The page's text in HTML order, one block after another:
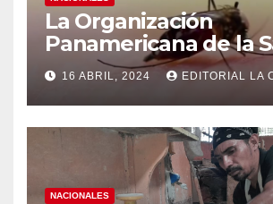
La Organización
Panamericana de la
(OPS), recomienda
medidas ante el
casos de dengue
16 ABRIL, 2024 EDITORIAL LA
NACIONALES